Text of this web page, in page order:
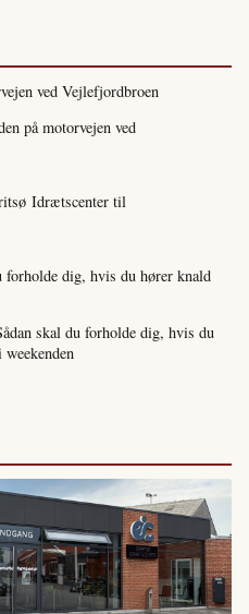
ved Vejlefjordbroen
på motorvejen ved
Idrætscenter til
forholde dig, hvis du hører knald
skal du forholde dig, hvis du